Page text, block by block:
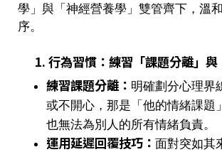
學」與「神經營養學」雙管齊下，溫
序。
1. 行為習慣：練習「課題分離」與
練習課題分離： 明確劃分心理界
或不開心，那是「他的情緒課題
也無法為別人的所有情緒負責。
運用延遲回覆技巧： 面對突如其